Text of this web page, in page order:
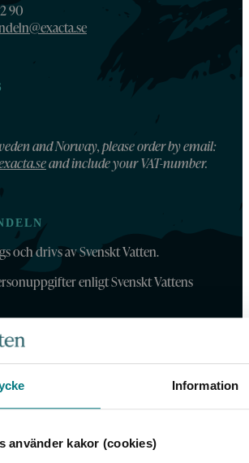
Information
använder kakor (cookies)
90
and Norway, please order by email:
and include your VAT-number.
och drivs av Svenskt Vatten.
enligt Svenskt Vattens